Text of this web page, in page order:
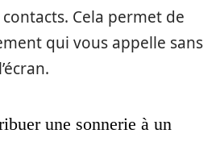
Cela permet de
qui vous appelle sans
une sonnerie à un